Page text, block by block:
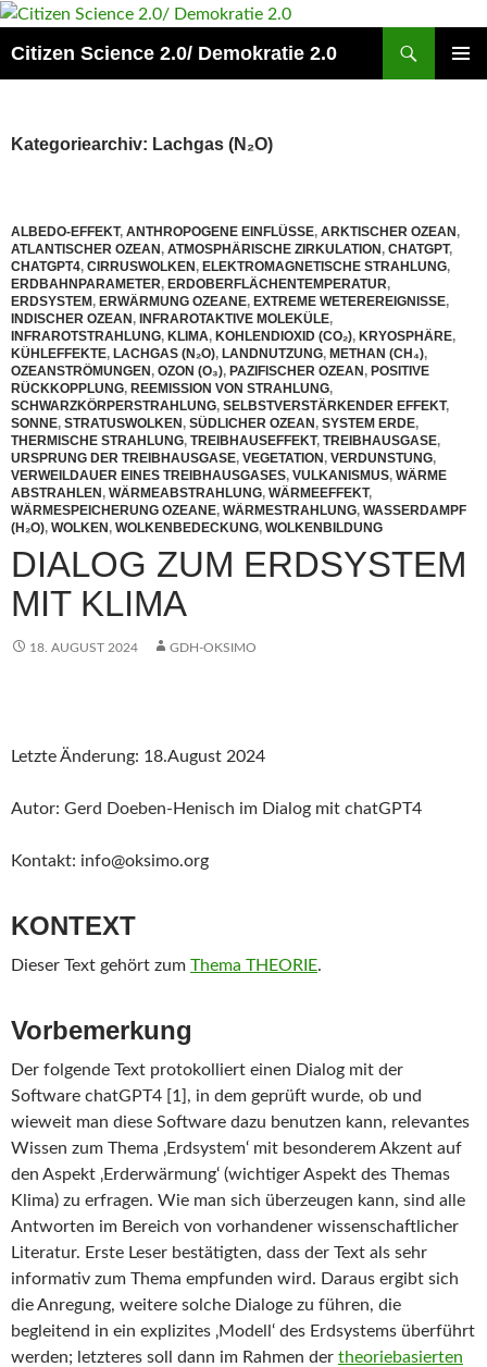
Zum
springen
Citizen Science 2.0/ Demokratie 2.0
Kategoriearchiv: Lachgas (N₂O)
ALBEDO-EFFEKT, ANTHROPOGENE EINFLÜSSE, ARKTISCHER OZEAN ,
ATLANTISCHER OZEAN , ATMOSPHÄRISCHE ZIRKULATION , CHATGPT,
CHATGPT4, CIRRUSWOLKEN , ELEKTROMAGNETISCHE STRAHLUNG,
ERDBAHNPARAMETER, ERDOBERFLÄCHENTEMPERATUR,
ERDSYSTEM , ERWÄRMUNG OZEANE, EXTREME WETEREREIGNISSE,
INDISCHER OZEAN , INFRAROTAKTIVE MOLEKÜLE,
INFRAROTSTRAHLUNG, KLIMA, KOHLENDIOXID (CO₂), KRYOSPHÄRE,
KÜHLEFFEKTE, LACHGAS (N₂O), LANDNUTZUNG, METHAN (CH₄),
OZEANSTRÖMUNGEN , OZON (O₃), PAZIFISCHER OZEAN , POSITIVE
RÜCKKOPPLUNG, REEMISSION VON STRAHLUNG,
SCHWARZKÖRPERSTRAHLUNG, SELBSTVERSTÄRKENDER EFFEKT,
SONNE, STRATUSWOLKEN , SÜDLICHER OZEAN , SYSTEM ERDE,
THERMISCHE STRAHLUNG, TREIBHAUSEFFEKT, TREIBHAUSGASE,
URSPRUNG DER TREIBHAUSGASE, VEGETATION , VERDUNSTUNG,
VERWEILDAUER EINES TREIBHAUSGASES, VULKANISMUS, WÄRME
ABSTRAHLEN , WÄRMEABSTRAHLUNG, WÄRMEEFFEKT,
WÄRMESPEICHERUNG OZEANE, WÄRMESTRAHLUNG, WASSERDAMPF
(H₂O), WOLKEN , WOLKENBEDECKUNG, WOLKENBILDUNG
DIALOG ZUM ERDSYSTEM
MIT KLIMA
18. AUGUST 2024 GDH-OKSIMO
Letzte Änderung: 18.August 2024
Autor: Gerd Doeben-Henisch im Dialog mit chatGPT4
Kontakt: info@oksimo.org
KONTEXT
Dieser Text gehört zum Thema THEORIE.
Vorbemerkung
Der folgende Text protokolliert einen Dialog mit der
Software chatGPT4 [1], in dem geprüft wurde, ob und
wieweit man diese Software dazu benutzen kann, relevantes
Wissen zum Thema ‚Erdsystem‘ mit besonderem Akzent auf
den Aspekt ‚Erderwärmung‘ (wichtiger Aspekt des Themas
Klima) zu erfragen. Wie man sich überzeugen kann, sind alle
Antworten im Bereich von vorhandener wissenschaftlicher
Literatur. Erste Leser bestätigten, dass der Text als sehr
informativ zum Thema empfunden wird. Daraus ergibt sich
die Anregung, weitere solche Dialoge zu führen, die
begleitend in ein explizites ‚Modell‘ des Erdsystems überführt
werden; letzteres soll dann im Rahmen der theoriebasierten